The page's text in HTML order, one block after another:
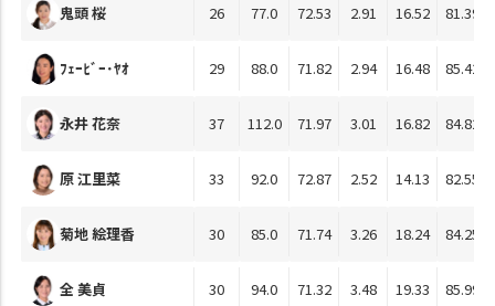
鬼頭 桜 26 77.0 72.53 2.91 16.52 81.39
ﾌｪｰﾋﾞｰ･ﾔｵ 29 88.0 71.82 2.94 16.48 85.42
永井 花奈 37 112.0 71.97 3.01 16.82 84.82
原 江里菜 33 92.0 72.87 2.52 14.13 82.55
菊地 絵理香 30 85.0 71.74 3.26 18.24 84.25
全 美貞 30 94.0 71.32 3.48 19.33 85.99